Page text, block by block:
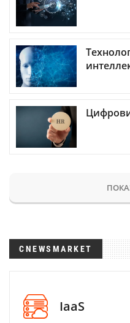
CNEWSMARKET
IaaS